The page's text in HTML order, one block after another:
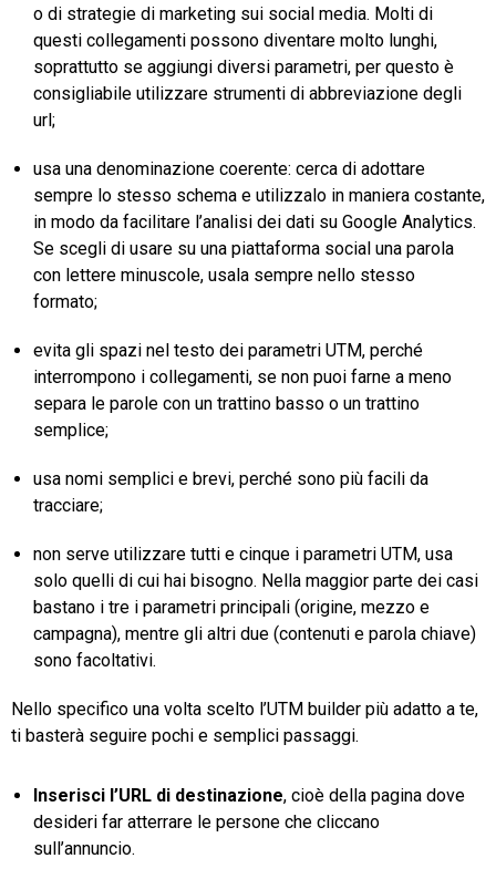
o di strategie di marketing sui social media. Molti di
questi collegamenti possono diventare molto lunghi,
soprattutto se aggiungi diversi parametri, per questo è
consigliabile utilizzare strumenti di abbreviazione degli
url;
usa una denominazione coerente: cerca di adottare
sempre lo stesso schema e utilizzalo in maniera costante,
in modo da facilitare l’analisi dei dati su Google Analytics.
Se scegli di usare su una piattaforma social una parola
con lettere minuscole, usala sempre nello stesso
formato;
evita gli spazi nel testo dei parametri UTM, perché
interrompono i collegamenti, se non puoi farne a meno
separa le parole con un trattino basso o un trattino
semplice;
usa nomi semplici e brevi, perché sono più facili da
tracciare;
non serve utilizzare tutti e cinque i parametri UTM, usa
solo quelli di cui hai bisogno. Nella maggior parte dei casi
bastano i tre i parametri principali (origine, mezzo e
campagna), mentre gli altri due (contenuti e parola chiave)
sono facoltativi.
Nello specifico una volta scelto l’UTM builder più adatto a te,
ti basterà seguire pochi e semplici passaggi.
Inserisci l’URL di destinazione, cioè della pagina dove
desideri far atterrare le persone che cliccano
sull’annuncio.